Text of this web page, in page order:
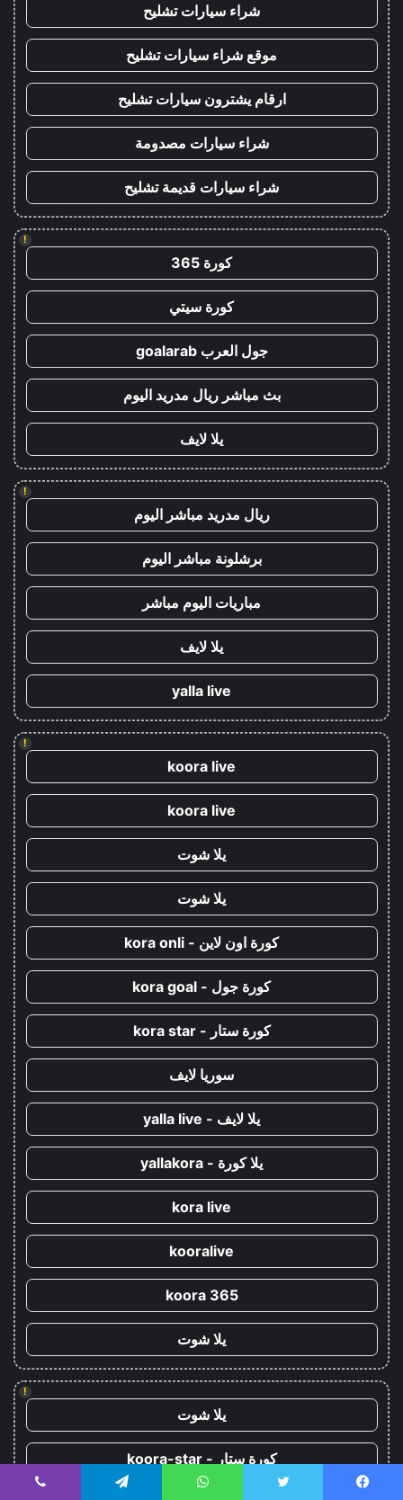
شراء سيارات تشليح
موقع شراء سيارات تشليح
ارقام يشترون سيارات تشليح
شراء سيارات مصدومة
شراء سيارات قديمة تشليح
!
كورة 365
كورة سيتي
جول العرب goalarab
بث مباشر ريال مدريد اليوم
يلا لايف
!
ريال مدريد مباشر اليوم
برشلونة مباشر اليوم
مباريات اليوم مباشر
يلا لايف
yalla live
!
koora live
koora live
يلا شوت
يلا شوت
كورة اون لاين - kora onli
كورة جول - kora goal
كورة ستار - kora star
سوريا لايف
يلا لايف - yalla live
يلا كورة - yallakora
kora live
kooralive
koora 365
يلا شوت
!
يلا شوت
كورة ستار - koora-star